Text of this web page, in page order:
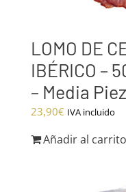
LOMO DE
IBÉRICO –
– Media
23,90€ IVA incluido
Añadir al carrito